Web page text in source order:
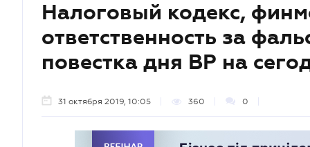
Налоговый кодекс,
ответственность за
повестка дня ВР на
31 октября 2019, 10:05 360 0